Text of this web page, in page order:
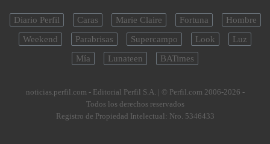
Diario Perfil Caras Marie Claire Fortuna
Hombre
Weekend
Parabrisas Supercampo Look
Luz
Mía
Lunateen BATimes
noticias.perfil.com - Editorial Perfil S.A. | © Perfil.com 2006-2026 -
Todos los derechos reservados
Registro de Propiedad Intelectual: Nro. 5346433